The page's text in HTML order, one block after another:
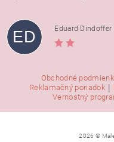
ED Eduard Dindoffer
Obchodné
Reklamačný poriadok |
Vernostný
2026 ©